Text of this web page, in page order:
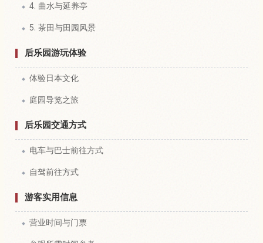
4. 曲水与延养亭
5. 茶田与田园风景
后乐园游玩体验
体验日本文化
庭园导览之旅
后乐园交通方式
电车与巴士前往方式
自驾前往方式
游客实用信息
营业时间与门票